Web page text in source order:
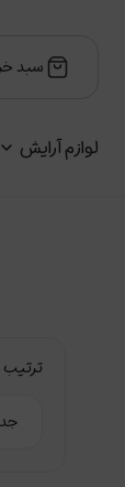
سبد
لوازم آرایش